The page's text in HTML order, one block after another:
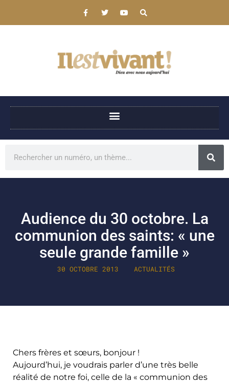
Audience du 30 octobre. La
communion des saints: « une
seule grande famille »
30 OCTOBRE 2013 ACTUALITÉS
Chers frères et sœurs, bonjour !
Aujourd’hui, je voudrais parler d’une très belle
réalité de notre foi, celle de la « communion des